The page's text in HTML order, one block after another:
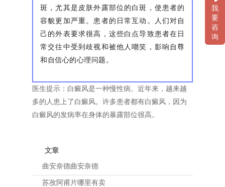
斑，尤其是皮肤外露部位的白斑，使患者的
容貌更加严重。患者的日常互动。人们对自
己的外表要求很高，这些白点导致患者在日
常交往中受到歧视和被他人嘲笑，影响自尊
和自信心的心理问题。
医生提示：白癜风是一种慢性病。近年来，越来越
多的人患上了白癜风。许多患者都有白癜风，因为
白癜风的发病率在身体的暴露部位很高。
文章
曲安奈德曲安奈德
苏孜阿甫片哪里有卖
我
要
咨
询